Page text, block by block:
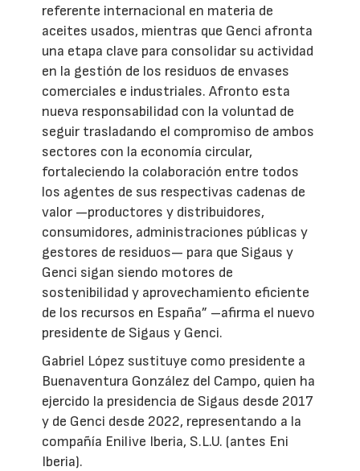
referente internacional en materia de
aceites usados, mientras que Genci afronta
una etapa clave para consolidar su actividad
en la gestión de los residuos de envases
comerciales e industriales. Afronto esta
nueva responsabilidad con la voluntad de
seguir trasladando el compromiso de ambos
sectores con la economía circular,
fortaleciendo la colaboración entre todos
los agentes de sus respectivas cadenas de
valor —productores y distribuidores,
consumidores, administraciones públicas y
gestores de residuos— para que Sigaus y
Genci sigan siendo motores de
sostenibilidad y aprovechamiento eficiente
de los recursos en España” –afirma el nuevo
presidente de Sigaus y Genci.
Gabriel López sustituye como presidente a
Buenaventura González del Campo, quien ha
ejercido la presidencia de Sigaus desde 2017
y de Genci desde 2022, representando a la
compañía Enilive Iberia, S.L.U. (antes Eni
Iberia).